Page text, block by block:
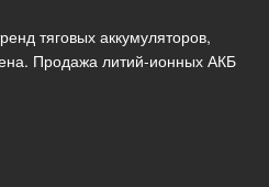
тяговых аккумуляторов,
Продажа литий-ионных АКБ